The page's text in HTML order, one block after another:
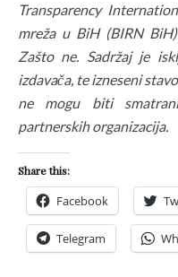
Transparency
mreža u BiH (BIRN
Zašto ne. Sadržaj je
izdavača, te izneseni
ne mogu biti
partnerskih organizacija.
Share this:
Facebook
Telegram